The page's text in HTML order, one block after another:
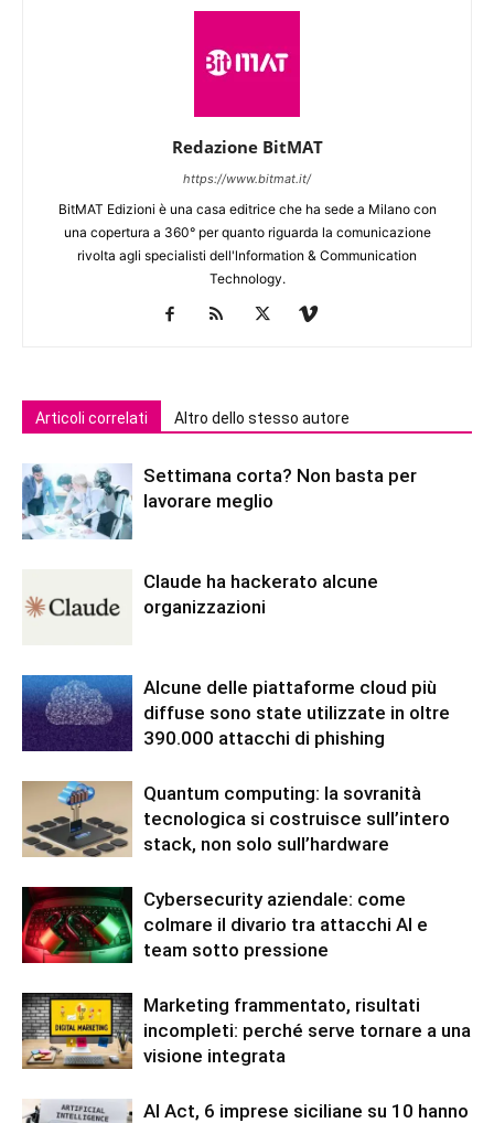
Redazione BitMAT
https://www.bitmat.it/
BitMAT Edizioni è una casa editrice che ha sede a Milano con
una copertura a 360° per quanto riguarda la comunicazione
rivolta agli specialisti dell'lnformation & Communication
Technology.
Articoli correlati Altro dello stesso autore
Settimana corta? Non basta per
lavorare meglio
Claude ha hackerato alcune
organizzazioni
Alcune delle piattaforme cloud più
diffuse sono state utilizzate in oltre
390.000 attacchi di phishing
Quantum computing: la sovranità
tecnologica si costruisce sull’intero
stack, non solo sull’hardware
Cybersecurity aziendale: come
colmare il divario tra attacchi AI e
team sotto pressione
Marketing frammentato, risultati
incompleti: perché serve tornare a una
visione integrata
AI Act, 6 imprese siciliane su 10 hanno